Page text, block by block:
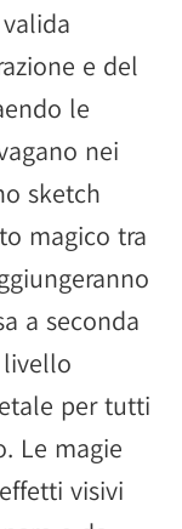
e del
le
nei
sketch
magico tra
a seconda
per tutti
Le magie
visivi